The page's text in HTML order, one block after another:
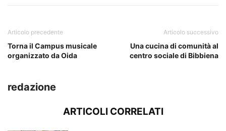
Articolo precedente
Torna il Campus musicale
organizzato da Oida
Articolo successivo
Una cucina di comunità al
centro sociale di Bibbiena
redazione
ARTICOLI CORRELATI